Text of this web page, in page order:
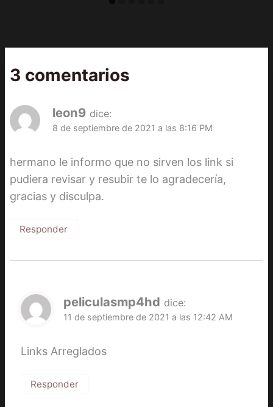
3 comentarios
leon9 dice:
8 de septiembre de 2021 a las 8:16 PM
hermano le informo que no sirven los link si
pudiera revisar y resubir te lo agradecería,
gracias y disculpa.
Responder
peliculasmp4hd dice:
11 de septiembre de 2021 a las 12:42 AM
Links Arreglados
Responder